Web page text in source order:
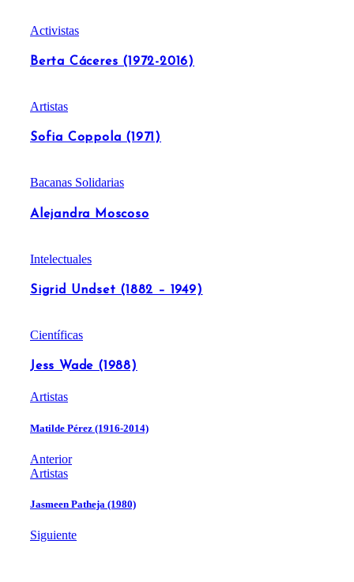
Activistas
Berta Cáceres (1972-2016)
Artistas
Sofia Coppola (1971)
Bacanas Solidarias
Alejandra Moscoso
Intelectuales
Sigrid Undset (1882 – 1949)
Científicas
Jess Wade (1988)
Artistas
Matilde Pérez (1916-2014)
Anterior
Artistas
Jasmeen Patheja (1980)
Siguiente